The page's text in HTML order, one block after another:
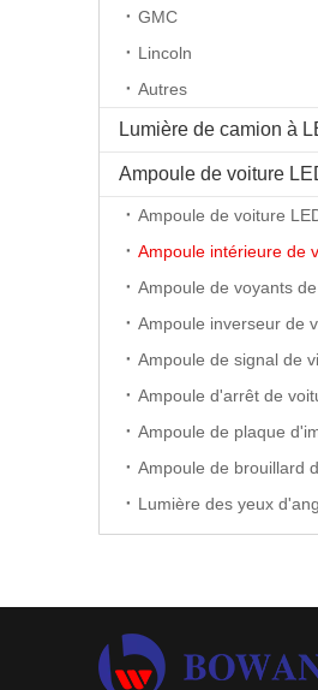
GMC
Lincoln
Autres
Lumière de camion à
Ampoule de voiture
Ampoule de voiture
Ampoule d'arrêt de